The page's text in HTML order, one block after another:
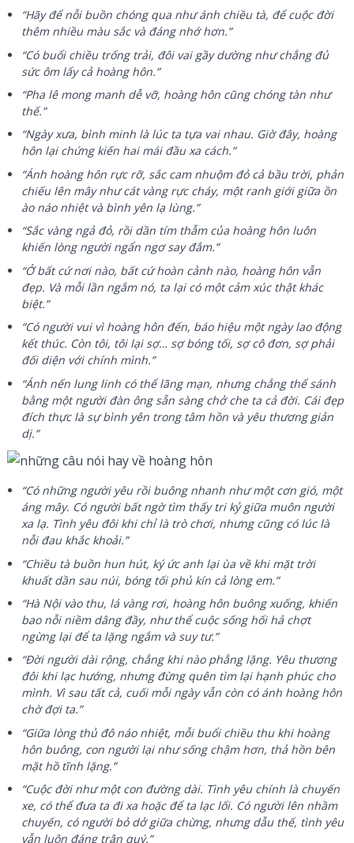
“Hãy để nỗi buồn chóng qua như ánh chiều tà, để cuộc đời
thêm nhiều màu sắc và đáng nhớ hơn.”
“Có buổi chiều trống trải, đôi vai gầy dường như chẳng đủ
sức ôm lấy cả hoàng hôn.”
“Pha lê mong manh dễ vỡ, hoàng hôn cũng chóng tàn như
thế.”
“Ngày xưa, bình minh là lúc ta tựa vai nhau. Giờ đây, hoàng
hôn lại chứng kiến hai mái đầu xa cách.”
“Ánh hoàng hôn rực rỡ, sắc cam nhuộm đỏ cả bầu trời, phản
chiếu lên mây như cát vàng rực cháy, một ranh giới giữa ồn
ào náo nhiệt và bình yên lạ lùng.”
“Sắc vàng ngả đỏ, rồi dần tím thẫm của hoàng hôn luôn
khiến lòng người ngẩn ngơ say đắm.”
“Ở bất cứ nơi nào, bất cứ hoàn cảnh nào, hoàng hôn vẫn
đẹp. Và mỗi lần ngắm nó, ta lại có một cảm xúc thật khác
biệt.”
“Có người vui vì hoàng hôn đến, báo hiệu một ngày lao động
kết thúc. Còn tôi, tôi lại sợ… sợ bóng tối, sợ cô đơn, sợ phải
đối diện với chính mình.”
“Ánh nến lung linh có thể lãng mạn, nhưng chẳng thể sánh
bằng một người đàn ông sẵn sàng chở che ta cả đời. Cái đẹp
đích thực là sự bình yên trong tâm hồn và yêu thương giản
dị.”
“Có những người yêu rồi buông nhanh như một cơn gió, một
áng mây. Có người bất ngờ tìm thấy tri kỷ giữa muôn người
xa lạ. Tình yêu đôi khi chỉ là trò chơi, nhưng cũng có lúc là
nỗi đau khắc khoải.”
“Chiều tà buồn hun hút, ký ức anh lại ùa về khi mặt trời
khuất dần sau núi, bóng tối phủ kín cả lòng em.”
“Hà Nội vào thu, lá vàng rơi, hoàng hôn buông xuống, khiến
bao nỗi niềm dâng đầy, như thể cuộc sống hối hả chợt
ngừng lại để ta lặng ngắm và suy tư.”
“Đời người dài rộng, chẳng khi nào phẳng lặng. Yêu thương
đôi khi lạc hướng, nhưng đừng quên tìm lại hạnh phúc cho
mình. Vì sau tất cả, cuối mỗi ngày vẫn còn có ánh hoàng hôn
chờ đợi ta.”
“Giữa lòng thủ đô náo nhiệt, mỗi buổi chiều thu khi hoàng
hôn buông, con người lại như sống chậm hơn, thả hồn bên
mặt hồ tĩnh lặng.”
“Cuộc đời như một con đường dài. Tình yêu chính là chuyến
xe, có thể đưa ta đi xa hoặc để ta lạc lối. Có người lên nhầm
chuyến, có người bỏ dở giữa chừng, nhưng dẫu thế, tình yêu
vẫn luôn đáng trân quý.”